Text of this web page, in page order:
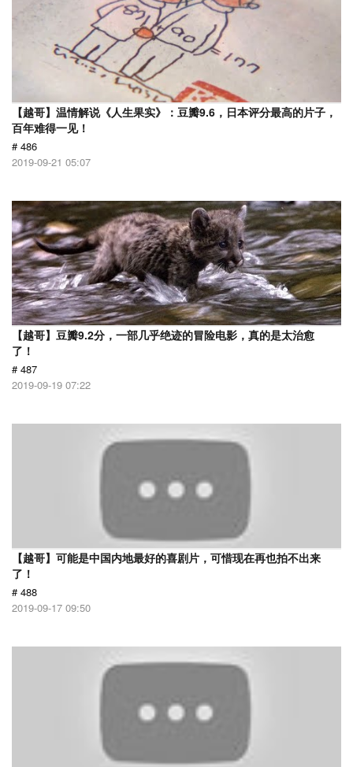
【越哥】温情解说《人生果实》：豆瓣9.6，日本评分最高的片子，
百年难得一见！
# 486
2019-09-21 05:07
【越哥】豆瓣9.2分，一部几乎绝迹的冒险电影，真的是太治愈
了！
# 487
2019-09-19 07:22
【越哥】可能是中国内地最好的喜剧片，可惜现在再也拍不出来
了！
# 488
2019-09-17 09:50